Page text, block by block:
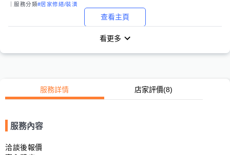
｜服務分類#居家修繕/裝潢
查看主頁
看更多
服務詳情 店家評價(8)
服務內容
洽談後報價